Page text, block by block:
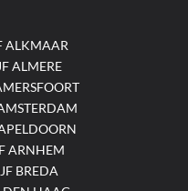
ALKMAAR
ALMERE
ARNHEM
BREDA